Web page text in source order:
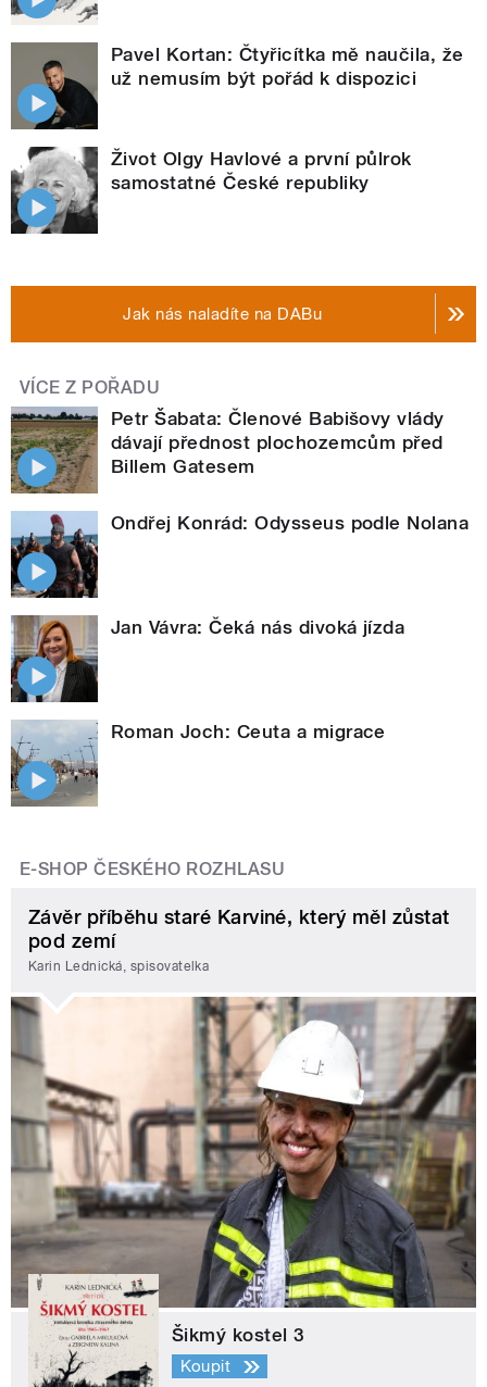
Pavel Kortan: Čtyřicítka mě naučila, že
už nemusím být pořád k dispozici
Život Olgy Havlové a první půlrok
samostatné České republiky
Jak nás naladíte na DABu
VÍCE Z POŘADU
Petr Šabata: Členové Babišovy vlády
dávají přednost plochozemcům před
Billem Gatesem
Ondřej Konrád: Odysseus podle Nolana
Jan Vávra: Čeká nás divoká jízda
Roman Joch: Ceuta a migrace
E-SHOP ČESKÉHO ROZHLASU
Závěr příběhu staré Karviné, který měl zůstat
pod zemí
Karin Lednická, spisovatelka
Šikmý kostel 3
Koupit